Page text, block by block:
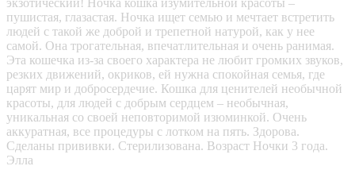
пушистая, глазастая. Ночка ищет семью и мечтает встретить
людей с такой же доброй и трепетной натурой, как у нее
самой. Она трогательная, впечатлительная и очень ранимая.
Эта кошечка из-за своего характера не любит громких звуков,
резких движений, окриков, ей нужна спокойная семья, где
царят мир и добросердечие. Кошка для ценителей необычной
красоты, для людей с добрым сердцем – необычная,
уникальная со своей неповторимой изюминкой. Очень
аккуратная, все процедуры с лотком на пять. Здорова.
Сделаны прививки. Стерилизована. Возраст Ночки 3 года.
Элла